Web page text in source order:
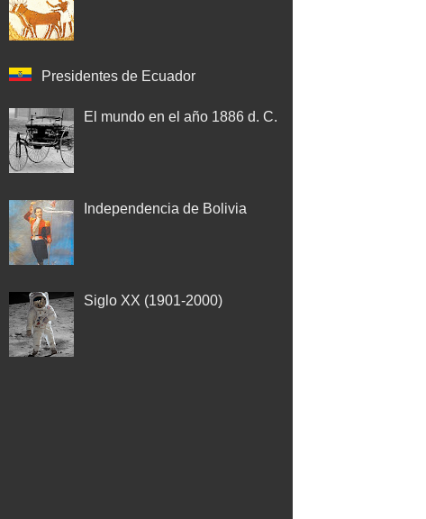
Presidentes de Ecuador
El mundo en el año 1886 d. C.
Independencia de Bolivia
Siglo XX (1901-2000)